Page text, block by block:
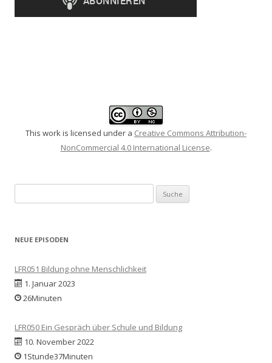
This work is licensed under a Creative Commons Attribution-
NonCommercial 4.0 International License.
nach:
NEUE EPISODEN
LFR051 Bildung ohne Menschlichkeit
1. Januar 2023
26Minuten
LFR050 Ein Gespräch über Schule und Bildung
10. November 2022
1Stunde37Minuten